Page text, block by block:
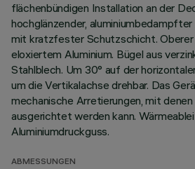
flächenbündigen Installation an der
hochglänzender,
mit kratzfester Schutzschicht. Oberer
eloxiertem Aluminium. Bügel aus
Stahlblech. Um 30° auf der
um die Vertikalachse drehbar. Das
mechanische Arretierungen, mit
ausgerichtet werden kann.
Aluminiumdruckguss.
ABMESSUNGEN